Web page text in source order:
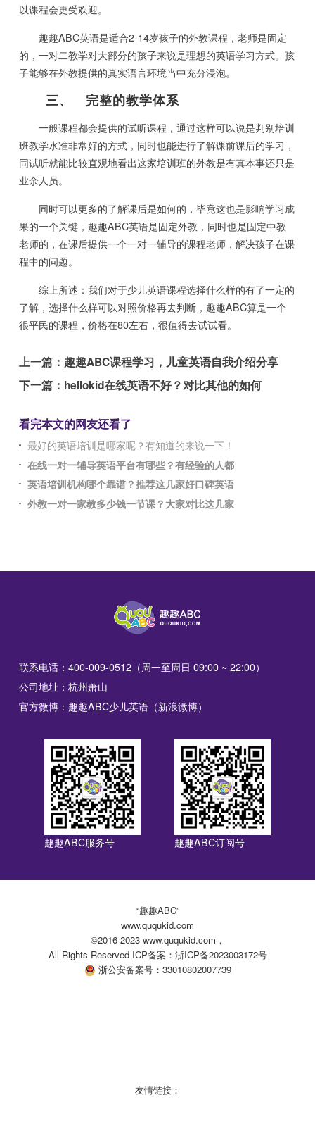
以课程会更受欢迎。
趣趣ABC英语是适合2-14岁孩子的外教课程，老师是固定
的，一对二教学对大部分的孩子来说是理想的英语学习方式。孩
子能够在外教提供的真实语言环境当中充分浸泡。
三、 完整的教学体系
一般课程都会提供的试听课程，通过这样可以说是判别培训
班教学水准非常好的方式，同时也能进行了解课前课后的学习，
同试听就能比较直观地看出这家培训班的外教是有真本事还只是
业余人员。
同时可以更多的了解课后是如何的，毕竟这也是影响学习成
果的一个关键，趣趣ABC英语是固定外教，同时也是固定中教
老师的，在课后提供一个一对一辅导的课程老师，解决孩子在课
程中的问题。
综上所述：我们对于少儿英语课程选择什么样的有了一定的
了解，选择什么样可以对照价格再去判断，趣趣ABC算是一个
很平民的课程，价格在80左右，很值得去试试看。
上一篇： 趣趣ABC课程学习，儿童英语自我介绍分享
下一篇： hellokid在线英语不好？对比其他的如何
看完本文的网友还看了
最好的英语培训是哪家呢？有知道的来说一下！
在线一对一辅导英语平台有哪些？有经验的人都
英语培训机构哪个靠谱？推荐这几家好口碑英语
外教一对一家教多少钱一节课？大家对比这几家
联系电话：400-009-0512（周一至周日 09:00 ~ 22:00）
公司地址：杭州萧山
官方微博：趣趣ABC少儿英语（新浪微博）
趣趣ABC服务号 趣趣ABC订阅号
“趣趣ABC”
www.ququkid.com
©2016-2023 www.ququkid.com，
All Rights Reserved ICP备案：浙ICP备2023003172号
浙公安备案号：33010802007739
友情链接：